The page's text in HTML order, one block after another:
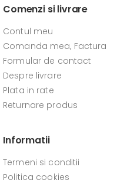
Comenzi si livrare
Contul meu
Comanda mea, Factura
Formular de contact
Despre livrare
Plata in rate
Returnare produs
Informatii
Termeni si conditii
Politica cookies